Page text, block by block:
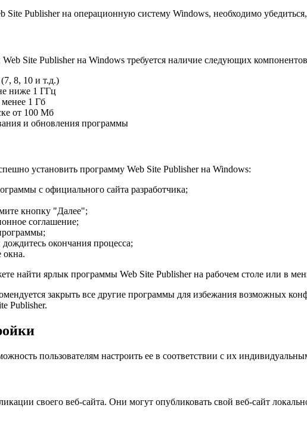
Site Publisher на операционную систему Windows, необходимо
Site Publisher на Windows требуется наличие следующих
8, 10 и т.д.)
ниже 1 ГГц
1 Гб
от 100 Мб
и обновления программы
установить программу Web Site Publisher на Windows:
с официального сайта разработчика;
кнопку "Далее";
соглашение;
окончания процесса;
окна.
найти ярлык программы Web Site Publisher на рабочем столе или в
закрыть все другие программы для избежания возможных
Publisher.
пользователям настроить ее в соответствии с их
своего веб-сайта. Они могут опубликовать свой веб-сайт